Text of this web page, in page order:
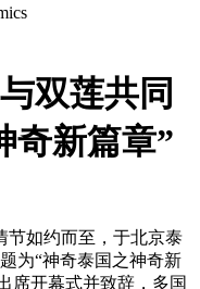
双莲共同
奇新篇章”
节如约而至，于北京泰
为“神奇泰国之神奇新
席开幕式并致辞，多国